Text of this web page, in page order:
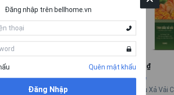
Đăng nhập trên bellhome.vn
Quên mật khẩu
Đăng Nhập
₫
Home
Tinh Dầu Xả Vải Công Nghệ Sinh
110.000 ₫
Bell Home
Tinh dầu xả vải